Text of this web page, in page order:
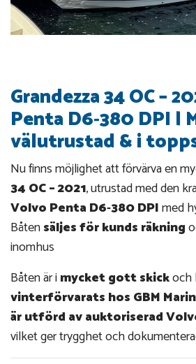
Grandezza 34 OC –
Penta D6‑380 DPI |
välutrustad & i
Nu finns möjlighet att förvärva en
34 OC – 2021, utrustad med den
Volvo Penta D6‑380 DPImed
Båtensäljes för kunds räkning
inomhus
Båten är imycket gott skickoch
vinterförvarats hos GBM Marin
är utförd av auktoriserad
vilket ger trygghet och